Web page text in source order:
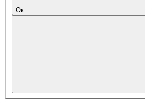
Ок